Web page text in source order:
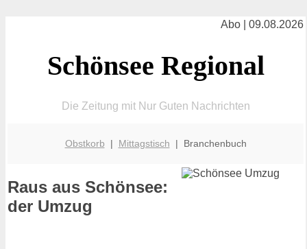
Abo | 09.08.2026
Schönsee Regional
Die Zeitung mit Nur Guten Nachrichten
Obstkorb | Mittagstisch | Branchenbuch
Raus aus Schönsee:
der Umzug